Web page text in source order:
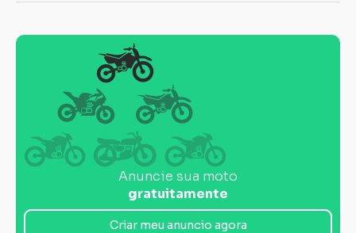
Anuncie sua moto
gratuitamente
Criar meu anuncio agora